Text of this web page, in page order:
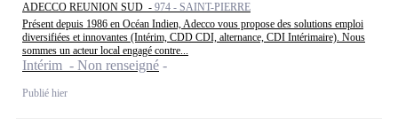
ADECCO REUNION SUD - 974 - SAINT-PIERRE
Présent depuis 1986 en Océan Indien, Adecco vous propose des solutions emploi
diversifiées et innovantes (Intérim, CDD CDI, alternance, CDI Intérimaire). Nous
sommes un acteur local engagé contre...
Intérim - Non renseigné
Publié hier